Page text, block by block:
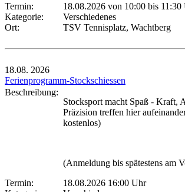
Termin:
18.08.2026 von 10:00 bis 11:30
Kategorie:
Verschiedenes
Ort:
TSV Tennisplatz, Wachtberg
18.08. 2026
Ferienprogramm-Stockschiessen
Beschreibung:
Stocksport macht Spaß - Kraft,
Präzision treffen hier
kostenlos)
(Anmeldung bis spätestens am
Termin:
18.08.2026 16:00 Uhr